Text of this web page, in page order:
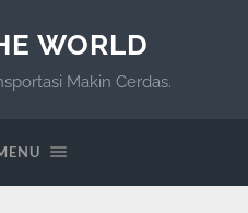
WORLD
Makin Cerdas.